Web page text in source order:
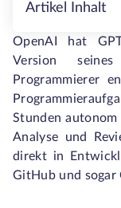
Artikel Inhalt
OpenAI hat
Version
Programmierer
Stunden
Analyse und
direkt in
GitHub und sogar